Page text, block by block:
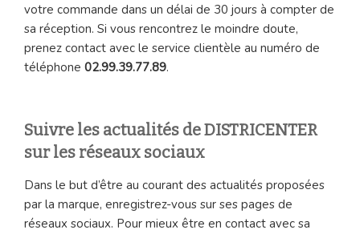
votre commande dans un délai de 30 jours à compter de
sa réception. Si vous rencontrez le moindre doute,
prenez contact avec le service clientèle au numéro de
téléphone 02.99.39.77.89.
Suivre les actualités de DISTRICENTER
sur les réseaux sociaux
Dans le but d’être au courant des actualités proposées
par la marque, enregistrez-vous sur ses pages de
réseaux sociaux. Pour mieux être en contact avec sa